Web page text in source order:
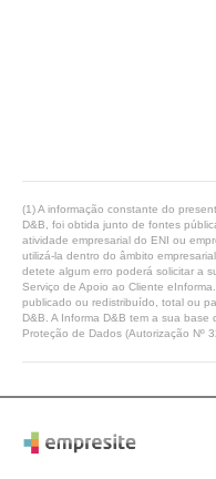
(1) A informação constante do
D&B, foi obtida junto de fontes
atividade empresarial do ENI ou
utilizá-la dentro do âmbito
detete algum erro poderá solicitar a
Serviço de Apoio ao Cliente
publicado ou redistribuído, total ou
D&B. A Informa D&B tem a sua
Proteção de Dados (Autorização Nº